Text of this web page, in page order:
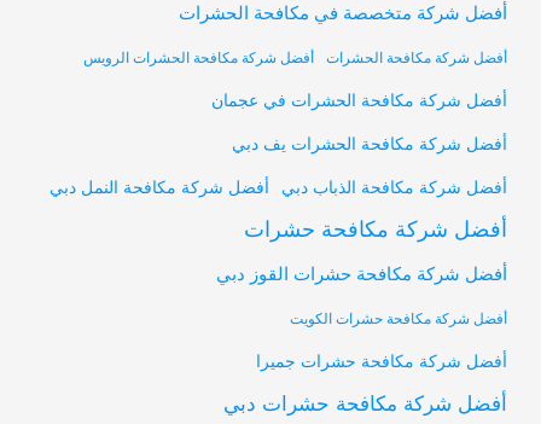
أفضل شركة متخصصة في مكافحة الحشرات
أفضل شركة مكافحة الحشرات أفضل شركة مكافحة الحشرات الرويس
أفضل شركة مكافحة الحشرات في عجمان
أفضل شركة مكافحة الحشرات يف دبي
أفضل شركة مكافحة الذباب دبي أفضل شركة مكافحة النمل دبي
أفضل شركة مكافحة حشرات
أفضل شركة مكافحة حشرات القوز دبي
أفضل شركة مكافحة حشرات الكويت
أفضل شركة مكافحة حشرات جميرا
أفضل شركة مكافحة حشرات دبي